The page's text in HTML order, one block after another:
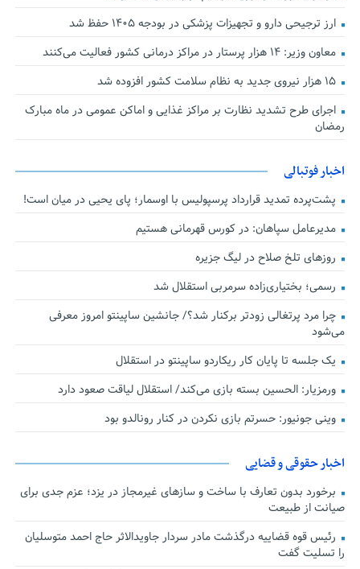
ارز ترجیحی دارو و تجهیزات پزشکی در بودجه ۱۴۰۵ حفظ شد
معاون وزیر: ۱۴ هزار پرستار در مراکز درمانی کشور فعالیت می‌کنند
۱۵ هزار نیروی جدید به نظام سلامت کشور افزوده شد
اجرای طرح تشدید نظارت بر مراکز غذایی و اماکن عمومی در ماه مبارک
رمضان
اخبار فوتبالی
پشت‌پرده تمدید قرارداد پرسپولیس با اوسمار؛ پای یحیی در میان است!
مدیرعامل سپاهان: در کورس قهرمانی هستیم
روزهای تلخ صلاح در لیگ جزیره
رسمی؛ بختیاری‌زاده سرمربی استقلال شد
چرا مرد پرتغالی زودتر برکنار شد؟/ جانشین ساپینتو امروز معرفی
می‌شود
یک جلسه تا پایان کار ریکاردو ساپینتو در استقلال
ورمزیار: الحسین بسته بازی می‌کند/ استقلال لیاقت صعود دارد
وینی جونیور: حسرتم بازی نکردن در کنار رونالدو بود
اخبار حقوقی و قضایی
برخورد بدون تعارف با ساخت‌ و سازهای غیرمجاز در یزد؛ عزم جدی برای
صیانت از طبیعت
رئیس قوه قضاییه درگذشت مادر سردار جاویدالاثر حاج احمد متوسلیان
را تسلیت گفت